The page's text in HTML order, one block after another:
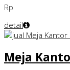
Rp
detail
Meja